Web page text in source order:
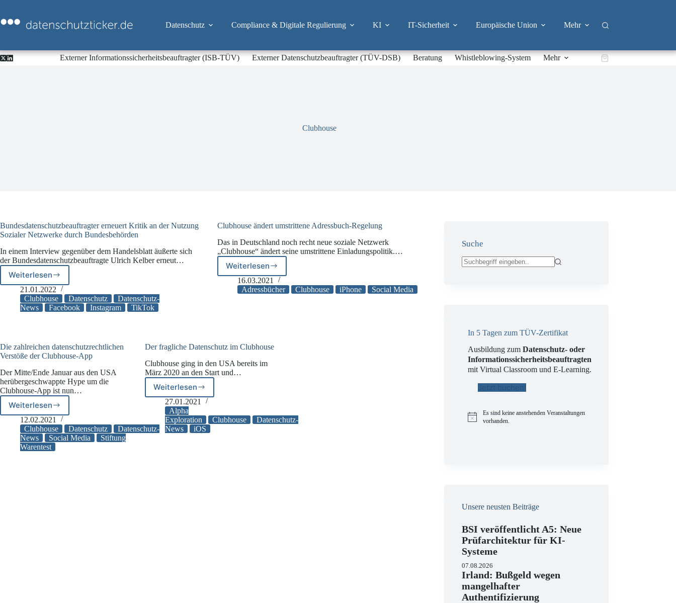
springen
Datenschutz Compliance & Digitale Regulierung KI IT-Sicherheit Europäische Union Mehr
Externer Informationssicherheitsbeauftragter (ISB-TÜV) Externer Datenschutzbeauftragter (TÜV-DSB) Beratung Whistleblowing-System Mehr Warenkorb
Clubhouse
Bundesdatenschutzbeauftragter erneuert Kritik an der Nutzung
Sozialer Netzwerke durch Bundesbehörden
In einem Interview gegenüber dem Handelsblatt äußerte sich
der Bundesdatenschutzbeauftragte Ulrich Kelber erneut…
WeiterlesenBundesdatenschutzbeauftragter
erneuert
Kritik
an
Netzwerke
durch
21.01.2022
Clubhouse
Datenschutz
Datenschutz-
News
Facebook Instagram TikTok
Clubhouse ändert umstrittene Adressbuch-Regelung
Das in Deutschland noch recht neue soziale Netzwerk
„Clubhouse“ ändert seine umstrittene Einladungspolitik.…
WeiterlesenClubhouse
ändert
umstrittene
16.03.2021
Adressbücher
Clubhouse iPhone Social Media
Die zahlreichen datenschutzrechtlichen
Verstöße der Clubhouse-App
Der Mitte/Ende Januar aus den USA
herübergeschwappte Hype um die
Clubhouse-App ist nun…
Weiterlesen
Die
zahlreichen
datenschutzrechtlichen
Verstöße
der
12.02.2021
Clubhouse
Datenschutz
Datenschutz-
News
Social Media
Stiftung
Warentest
Der fragliche Datenschutz im Clubhouse
Clubhouse ging in den USA bereits im
März 2020 an den Start und…
Weiterlesen
Der
fragliche
Datenschutz
im
Clubhouse
27.01.2021
Alpha
Exploration
Clubhouse
Datenschutz-
News
iOS
Suche
In 5 Tagen zum TÜV-Zertifikat
Ausbildung zumDatenschutz- oder
Informationssicherheitsbeauftragten
mit Virtual Classroom und E-Learning.
Jetzt buchen!
H
Es sind keine anstehenden Veranstaltungen
vorhanden.
Unsere neusten Beiträge
BSI veröffentlicht A5: Neue
Prüfarchitektur für KI-
Systeme
07.08.2026
Irland: Bußgeld wegen
mangelhafter
Authentifizierung